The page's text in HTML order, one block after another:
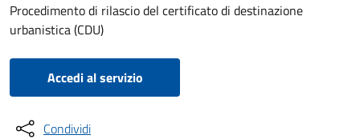
Procedimento di rilascio del certificato di destinazione
urbanistica (CDU)
Accedi al servizio
Condividi